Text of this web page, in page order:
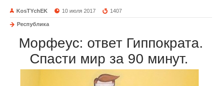
KosTYchEK 10 июля 2017 1407
Республика
Морфеус: ответ Гиппократа.
Спасти мир за 90 минут.